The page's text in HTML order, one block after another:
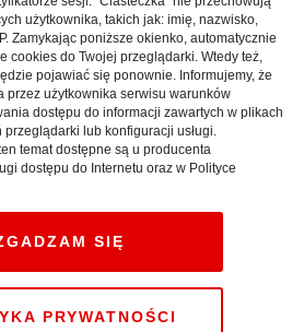
punktem wyjścia do
niczym gra – z przeszłością i
widza - będzie powoli
co dotyczy nas dziś, tu i teraz.
filmu, który powstał podczas
edukacyjnego związanego
użytkownika, takich jak: imię, nazwisko,
Zamykając poniższe okienko, automatycznie
cookies do Twojej przeglądarki. Wtedy też,
pojawiać się ponownie. Informujemy, że
przez użytkownika serwisu warunków
dostępu do informacji zawartych w plikach
lub konfiguracji usługi.
temat dostępne są u producenta
dostępu do Internetu oraz w Polityce
PRYWATNOŚCI
SIĘ